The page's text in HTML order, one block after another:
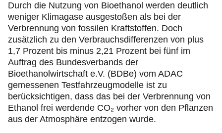
Durch die Nutzung von Bioethanol werden deutlich
weniger Klimagase ausgestoßen als bei der
Verbrennung von fossilen Kraftstoffen. Doch
zusätzlich zu den Verbrauchsdifferenzen von plus
1,7 Prozent bis minus 2,21 Prozent bei fünf im
Auftrag des Bundesverbands der
Bioethanolwirtschaft e.V. (BDBe) vom ADAC
gemessenen Testfahrzeugmodelle ist zu
berücksichtigen, dass das bei der Verbrennung von
Ethanol frei werdende CO₂ vorher von den Pflanzen
aus der Atmosphäre entzogen wurde.